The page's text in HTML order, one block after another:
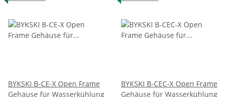
BYKSKI B-CE-X Open Frame
Gehäuse für Wasserkühlung
BYKSKI B-CEC-X Open Frame
Gehäuse für Wasserkühlung